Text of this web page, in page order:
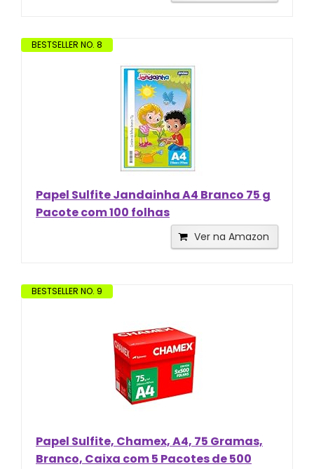
BESTSELLER NO. 8
Papel Sulfite Jandainha A4 Branco 75 g
Pacote com 100 folhas
Ver na Amazon
BESTSELLER NO. 9
Papel Sulfite, Chamex, A4, 75 Gramas,
Branco, Caixa com 5 Pacotes de 500